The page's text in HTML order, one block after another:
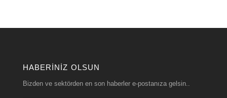
HABERINIZ OLSUN
Bizden ve sektörden en son haberler e-postanıza gelsin..